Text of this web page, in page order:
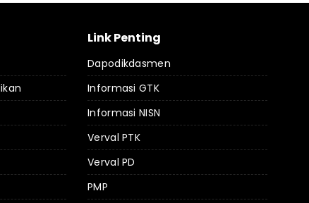
Link Penting
Dapodikdasmen
Informasi GTK
Informasi NISN
Verval PTK
Verval PD
PMP